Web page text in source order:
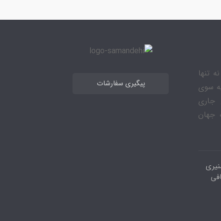
تنها
سوی
جاری
جهان
پیگیری سفارشات